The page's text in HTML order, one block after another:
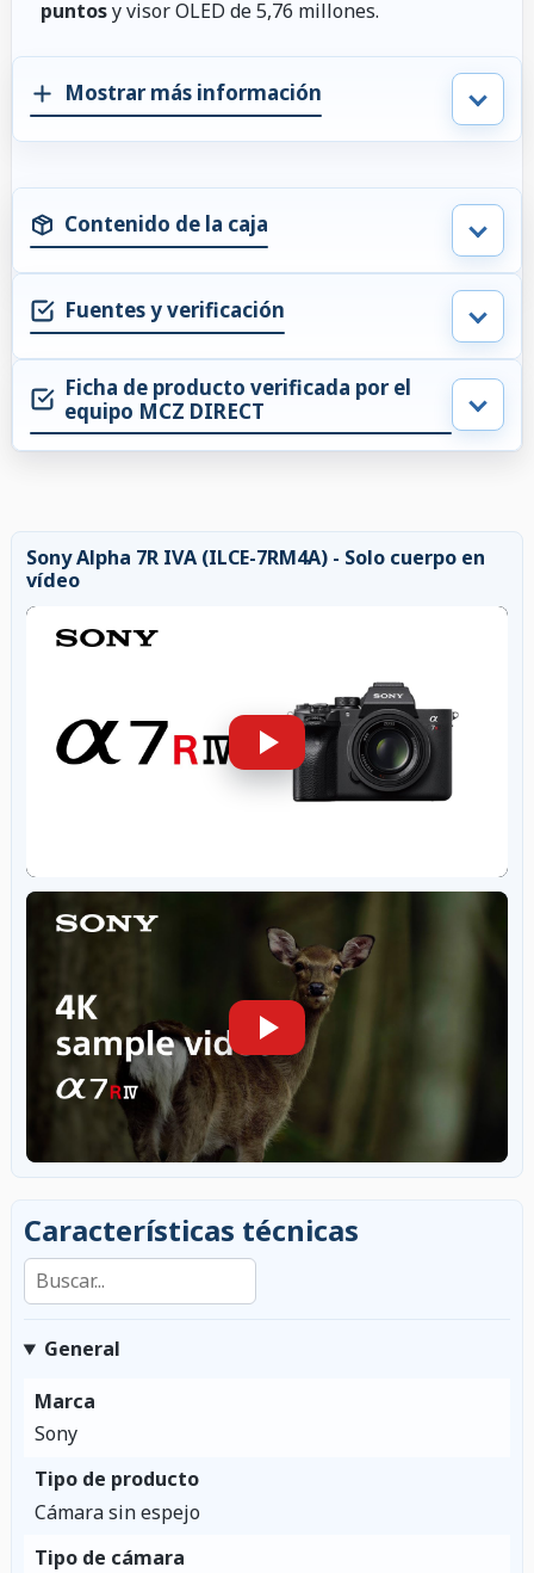
puntosy visor OLED de 5,76 millones.
Mostrar más información
Contenido de la caja
Fuentes y verificación
Ficha de producto verificada por el
equipo MCZ DIRECT
Sony Alpha 7R IVA (ILCE-7RM4A) - Solo cuerpo en
vídeo
Características técnicas
Buscar en las características
General
Marca
Sony
Tipo de producto
Cámara sin espejo
Tipo de cámara